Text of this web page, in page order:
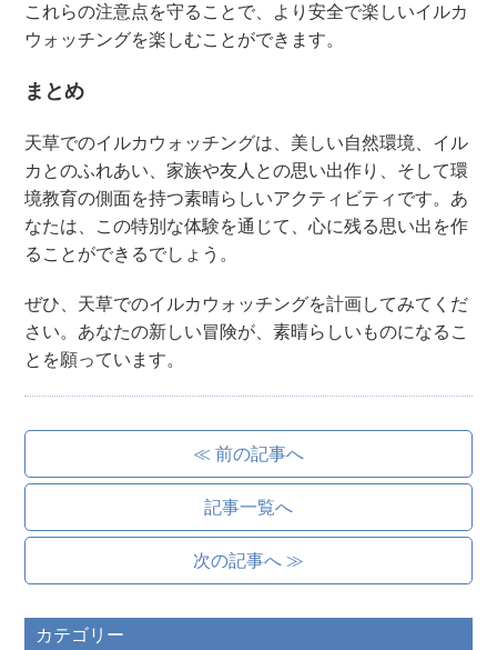
これらの注意点を守ることで、より安全で楽しいイルカ
ウォッチングを楽しむことができます。
まとめ
天草でのイルカウォッチングは、美しい自然環境、イル
カとのふれあい、家族や友人との思い出作り、そして環
境教育の側面を持つ素晴らしいアクティビティです。あ
なたは、この特別な体験を通じて、心に残る思い出を作
ることができるでしょう。
ぜひ、天草でのイルカウォッチングを計画してみてくだ
さい。あなたの新しい冒険が、素晴らしいものになるこ
とを願っています。
≪ 前の記事へ
記事一覧へ
次の記事へ ≫
カテゴリー